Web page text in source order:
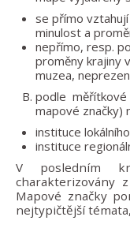
se přímo
minulost a
nepřímo, resp.
proměny krajiny
muzea,
podle
mapové značky)
instituce
instituce
V posledním
charakterizovány
Mapové značky
nejtypičtější